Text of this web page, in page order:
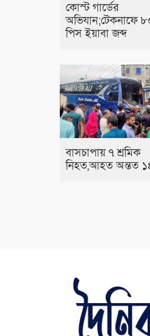
কোস্ট গার্ডের
অভিযান;টেকনাফে
পিস ইয়াবা জব্দ
বাসচাপায় ৭ শ্রমিক
নিহত,আহত অন্তত